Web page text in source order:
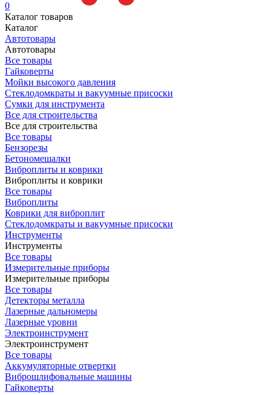
0
Каталог товаров
Каталог
Автотовары
Автотовары
Все товары
Гайковерты
Мойки высокого давления
Стеклодомкраты и вакуумные присоски
Сумки для инструмента
Все для строительства
Все для строительства
Все товары
Бензорезы
Бетономешалки
Виброплиты и коврики
Виброплиты и коврики
Все товары
Виброплиты
Коврики для виброплит
Стеклодомкраты и вакуумные присоски
Инструменты
Инструменты
Все товары
Измерительные приборы
Измерительные приборы
Все товары
Детекторы металла
Лазерные дальномеры
Лазерные уровни
Электроинструмент
Электроинструмент
Все товары
Аккумуляторные отвертки
Виброшлифовальные машины
Гайковерты